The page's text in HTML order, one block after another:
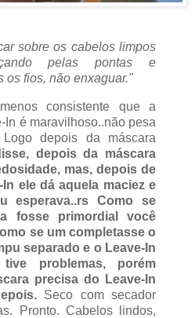
sobre os cabelos limpos
pelas pontas e
os fios, não enxaguar."
consistente que a
In é maravilhoso..não pesa
depois da máscara
depois da máscara
mas, depois de
ele dá aquela maciez e
esperava..rs Como se
fosse primordial você
se um completasse o
separado e o Leave-In
problemas, porém
precisa do Leave-In
Seco com secador
Pronto. Cabelos lindos,